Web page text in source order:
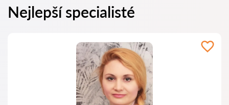
Nejlepší specialisté